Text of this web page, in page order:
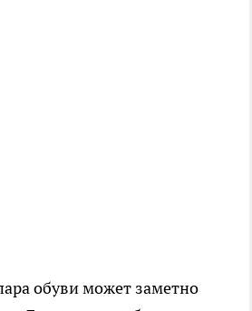
обуви может заметно